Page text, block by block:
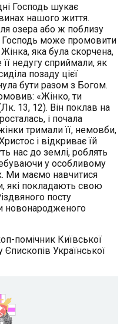
Господь шукає
нашого життя.
озера або ж поблизу
Господь може промовити
яка була скорчена,
недугу сприймали, як
позаду цієї
бути разом з Богом.
«Жінко, ти
13, 12). Він поклав на
і почала
тримали її, немовби,
і відкриває їй
нас до землі, роблять
у особливому
Ми маємо навчитися
які покладають свою
посту
новонародженого
помічник Київської
Єпископів Української